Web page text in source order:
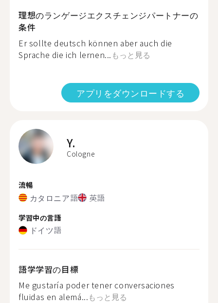
理想のランゲージエクスチェンジパートナーの
条件
Er sollte deutsch können aber auch die
Sprache die ich lernen... もっと見る
アプリをダウンロードする
Y.
Cologne
流暢
カタロニア語 英語
学習中の言語
ドイツ語
語学学習の目標
Me gustaría poder tener conversaciones
fluidas en alemá...もっと見る